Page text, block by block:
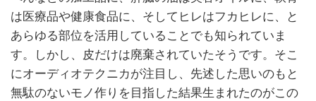
は医療品や健康食品に、そしてヒレはフカヒレに、と
あらゆる部位を活用していることでも知られていま
す。しかし、皮だけは廃棄されていたそうです。そこ
にオーディオテクニカが注目し、先述した思いのもと
無駄のないモノ作りを目指した結果生まれたのがこの